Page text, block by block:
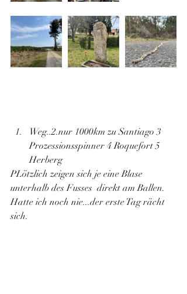
Weg..2.nur 1000km zu Santiago 3
Prozessionsspinner 4 Roquefort 5
Herberg
PLötzlich zeigen sich je eine Blase
unterhalb des Fusses  direkt am Ballen.
Hatte ich noch nie...der erste Tag rächt
sich.